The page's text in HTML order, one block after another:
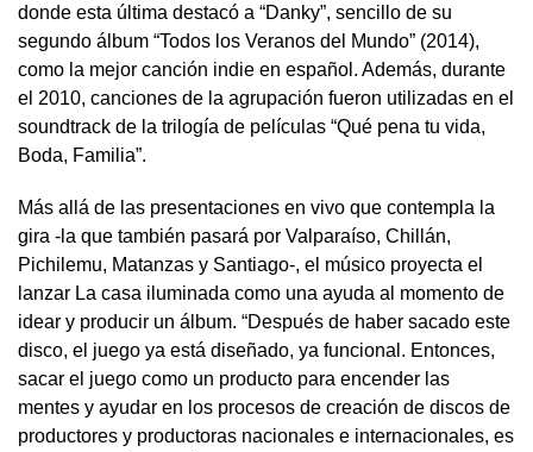
donde esta última destacó a “Danky”, sencillo de su
segundo álbum “Todos los Veranos del Mundo” (2014),
como la mejor canción indie en español. Además, durante
el 2010, canciones de la agrupación fueron utilizadas en el
soundtrack de la trilogía de películas “Qué pena tu vida,
Boda, Familia”.
Más allá de las presentaciones en vivo que contempla la
gira -la que también pasará por Valparaíso, Chillán,
Pichilemu, Matanzas y Santiago-, el músico proyecta el
lanzar La casa iluminada como una ayuda al momento de
idear y producir un álbum. “Después de haber sacado este
disco, el juego ya está diseñado, ya funcional. Entonces,
sacar el juego como un producto para encender las
mentes y ayudar en los procesos de creación de discos de
productores y productoras nacionales e internacionales, es